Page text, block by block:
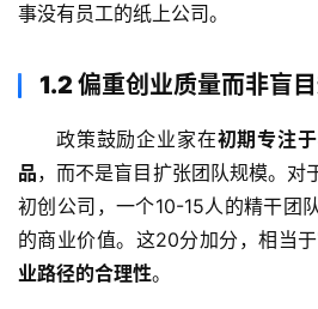
事没有员工的纸上公司。
1.2 偏重创业质量而非盲
政策鼓励企业家在初期专注
品，而不是盲目扩张团队规模。对
初创公司，一个10-15人的精干团
的商业价值。这20分加分，相当
业路径的合理性。